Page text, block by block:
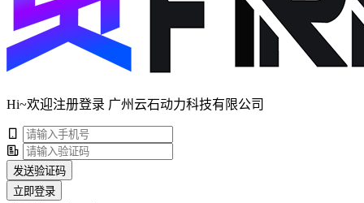
Hi~欢迎注册登录 广州云石动力科技有限公司
发送验证码
立即登录